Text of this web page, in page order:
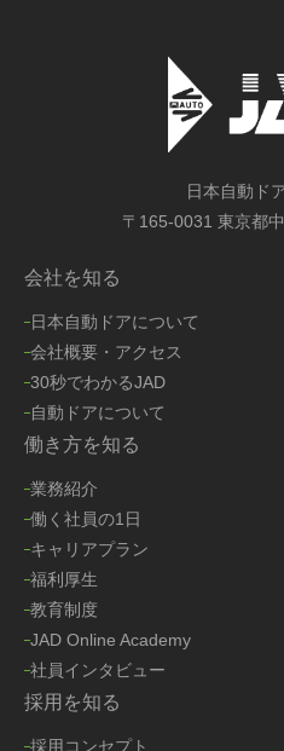
日本自動ド
〒165-0031 東京都
会社を知る
日本自動ドアについて
会社概要・アクセス
30秒でわかるJAD
自動ドアについて
働き方を知る
業務紹介
働く社員の1日
キャリアプラン
福利厚生
教育制度
JAD Online Academy
社員インタビュー
採用を知る
採用コンセプト